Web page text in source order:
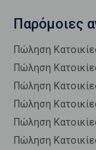
Παρόμοιες
Πώληση
Πώληση
Πώληση
Πώληση
Πώληση
Πώληση